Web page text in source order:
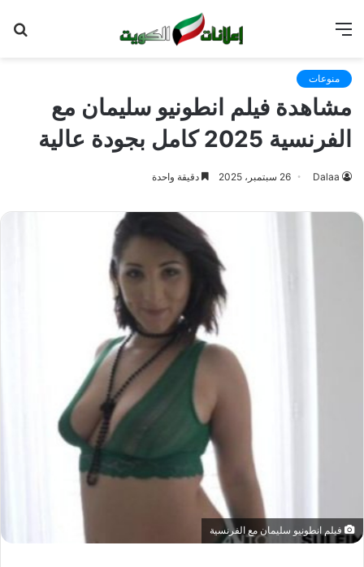
منوعات
مشاهدة فيلم انطونيو سليمان مع
الفرنسية 2025 كامل بجودة عالية
Dalaa 26 سبتمبر، 2025 دقيقة واحدة
فيلم انطونيو سليمان مع الفرنسية